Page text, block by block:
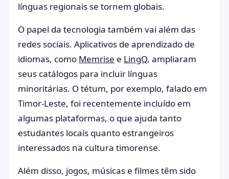
línguas regionais se tornem globais.
O papel da tecnologia também vai além das
redes sociais. Aplicativos de aprendizado de
idiomas, como Memrise e LingQ, ampliaram
seus catálogos para incluir línguas
minoritárias. O tétum, por exemplo, falado em
Timor-Leste, foi recentemente incluído em
algumas plataformas, o que ajuda tanto
estudantes locais quanto estrangeiros
interessados na cultura timorense.
Além disso, jogos, músicas e filmes têm sido